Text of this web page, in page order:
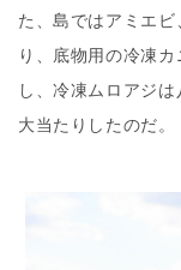
た、島ではアミエ
り、底物用の冷凍
し、冷凍ムロアジ
大当たりしたのだ。